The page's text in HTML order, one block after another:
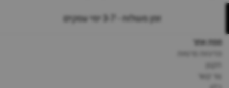
זמן משלוח - 3-7 ימי עסקים
מפת אתר
צור קשר